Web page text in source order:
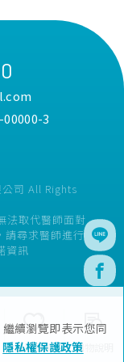
續瀏覽即表示您同
隱私權保護政策
3
司 All Rights
法取代醫師面對
請尋求醫師進行
資訊
追蹤清單 購物說明